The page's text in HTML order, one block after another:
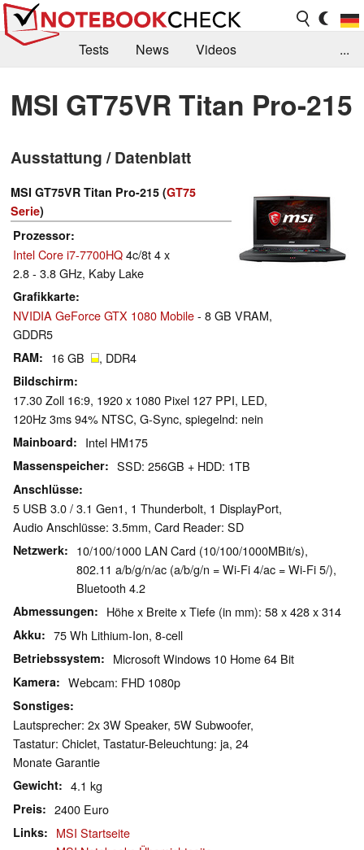
Tests News
Videos
Kaufberatung
Deals Suche
Jobs
Forum
...
MSI GT75VR Titan Pro-215
Ausstattung / Datenblatt
MSI GT75VR Titan Pro-215 (GT75
Serie)
Prozessor
Intel Core i7-7700HQ4c/8t 4 x
2.8 - 3.8 GHz, Kaby Lake
Grafikkarte
NVIDIA GeForce GTX 1080 Mobile- 8 GB VRAM,
GDDR5
RAM 16 GB , DDR4
Bildschirm
17.30 Zoll 16:9, 1920 x 1080 Pixel 127 PPI, LED,
120Hz 3ms 94% NTSC, G-Sync, spiegelnd: nein
Mainboard Intel HM175
Massenspeicher SSD: 256GB + HDD: 1TB
Anschlüsse
5 USB 3.0 / 3.1 Gen1, 1 Thunderbolt, 1 DisplayPort,
Audio Anschlüsse: 3.5mm, Card Reader: SD
Netzwerk
10/100/1000 LAN Card (10/100/1000MBit/s),
802.11 a/b/g/n/ac (a/b/g/n = Wi-Fi 4/ac = Wi-Fi 5/),
Bluetooth 4.2
Abmessungen Höhe x Breite x Tiefe (in mm): 58 x 428 x 314
Akku 75 Wh Lithium-Ion, 8-cell
Betriebssystem Microsoft Windows 10 Home 64 Bit
Kamera Webcam: FHD 1080p
Sonstiges
Lautsprecher: 2x 3W Speaker, 5W Subwoofer,
Tastatur: Chiclet, Tastatur-Beleuchtung: ja, 24
Monate Garantie
Gewicht 4.1 kg
Preis 2400 Euro
Links
MSI Startseite